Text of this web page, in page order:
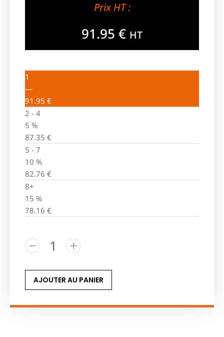
Prix HT :
91.95 € HT
1
—
91.95 €
2 - 4
5 %
87.35 €
5 - 7
10 %
82.76 €
8+
15 %
78.16 €
AJOUTER AU PANIER